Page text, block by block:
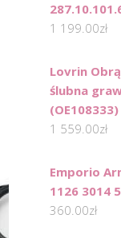
1 199.00zł
Lovrin
ślubna
(OE108333)
1 559.00zł
Emporio
1126 3014
360.00zł